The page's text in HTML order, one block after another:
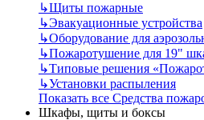
↳Щиты пожарные
↳Эвакуационные устройства
↳Оборудование для
↳Пожаротушение для 19"
↳Типовые решения
↳Установки распыления
Показать все Средства
Шкафы, щиты и боксы